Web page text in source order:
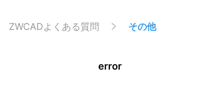
ZWCADよくある質問 その他
error